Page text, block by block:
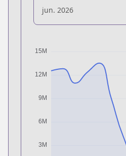
jun. 2026